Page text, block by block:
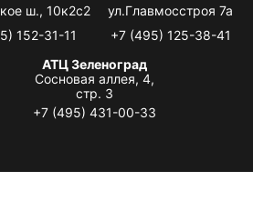
ш., 10к2с2
152-31-11
ул.Главмосстроя 7а
+7 (495) 125-38-41
АТЦ Зеленоград
Сосновая аллея, 4,
стр. 3
+7 (495) 431-00-33